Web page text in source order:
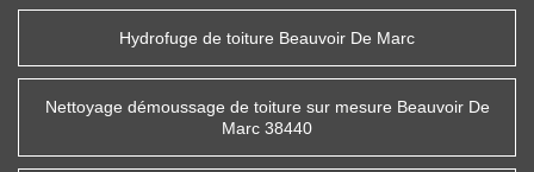
Hydrofuge de toiture Beauvoir De Marc
Nettoyage démoussage de toiture sur mesure Beauvoir De
Marc 38440